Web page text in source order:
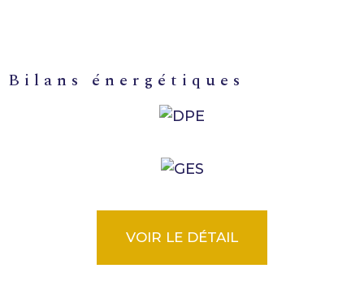
bilans énergétiques
VOIR LE DÉTAIL